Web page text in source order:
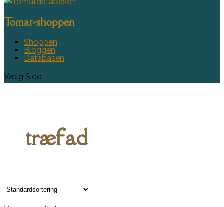
Tomat-shoppen
Shoppen
Bloggen
Databasen
Vælg Side
træfad